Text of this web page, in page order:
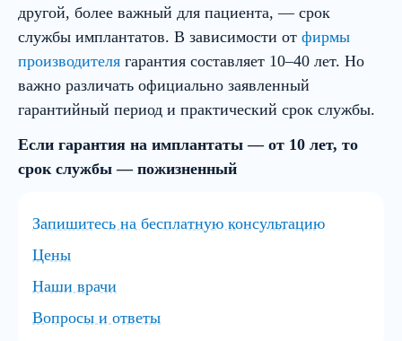
другой, более важный для пациента, — срок
службы имплантатов. В зависимости от фирмы
производителя гарантия составляет 10–40 лет. Но
важно различать официально заявленный
гарантийный период и практический срок службы.
Если гарантия на имплантаты — от 10 лет, то
срок службы — пожизненный
Запишитесь на бесплатную консультацию
Цены
Наши врачи
Вопросы и ответы